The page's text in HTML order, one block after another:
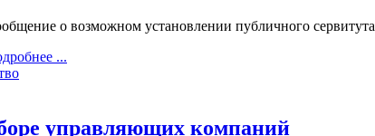
о возможном установлении публичного сервитута
...
управляющих компаний